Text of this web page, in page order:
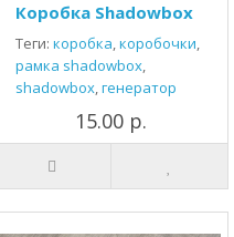
Коробка Shadowbox
Теги: коробка,коробочки,
рамка shadowbox,
shadowbox,генератор
15.00 р.